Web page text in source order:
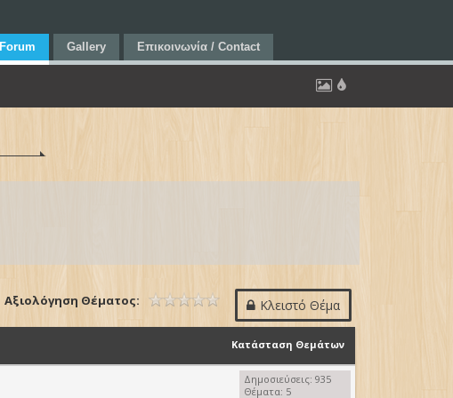
Forum Gallery Επικοινωνία / Contact
Κλειστό Θέμα
Αξιολόγηση Θέματος:
Κατάσταση Θεμάτων
Δημοσιεύσεις: 935
Θέματα: 5